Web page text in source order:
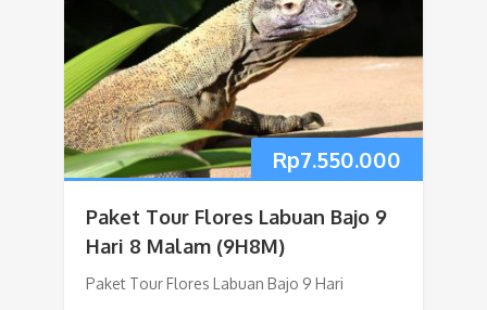
Rp7.550.000
Paket Tour Flores Labuan Bajo 9
Hari 8 Malam (9H8M)
Paket Tour Flores Labuan Bajo 9 Hari